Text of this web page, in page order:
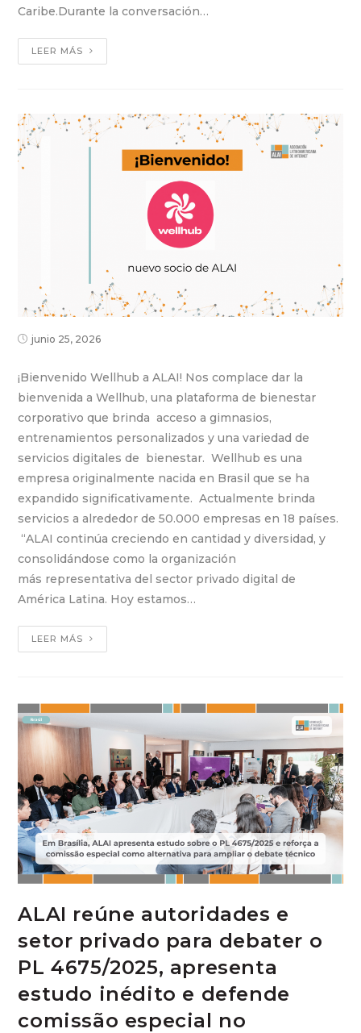
Caribe.Durante la conversación…
LEER MÁS
junio 25, 2026
¡Bienvenido Wellhub a ALAI! Nos complace dar la
bienvenida a Wellhub, una plataforma de bienestar
corporativo que brinda acceso a gimnasios,
entrenamientos personalizados y una variedad de
servicios digitales de bienestar. Wellhub es una
empresa originalmente nacida en Brasil que se ha
expandido significativamente. Actualmente brinda
servicios a alrededor de 50.000 empresas en 18 países.
“ALAI continúa creciendo en cantidad y diversidad, y
consolidándose como la organización
más representativa del sector privado digital de
América Latina. Hoy estamos…
LEER MÁS
ALAI reúne autoridades e
setor privado para debater o
PL 4675/2025, apresenta
estudo inédito e defende
comissão especial no